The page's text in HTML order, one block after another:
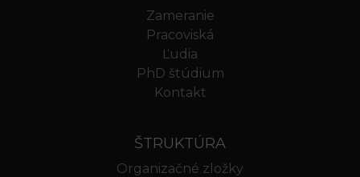
Zameranie
Pracoviská
Ľudia
PhD štúdium
Kontakt
ŠTRUKTÚRA
Organizačné zložky